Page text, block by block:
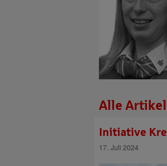
Alle
Initiative
17. Juli 2024